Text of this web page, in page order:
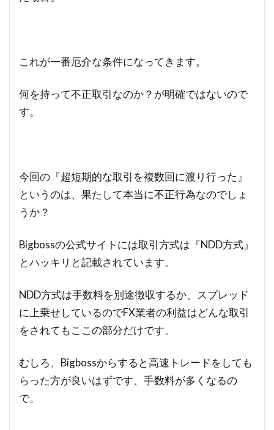
これが一番厄介な条件になってきます。
何を持って不正取引なのか？が明確ではないので
す。
今回の『超短期的な取引を複数回に渡り行った』
というのは、果たして本当に不正行為なのでしょ
うか？
Bigbossの公式サイトには取引方式は『NDD方式』
とハッキリと記載されています。
NDD方式は手数料を別途徴収するか、スプレッド
に上乗せしているのでFX業者の利益はどんな取引
をされてもここの部分だけです。
むしろ、Bigbossからすると高速トレードをしても
らった方が良いはずです、手数料が多くなるの
で。